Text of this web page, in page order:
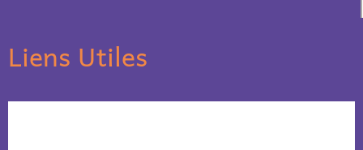
Liens Utiles